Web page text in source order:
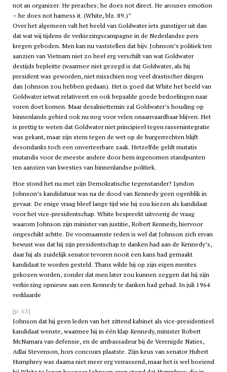
not an organizer. He preaches; he does not direct. He arouses emotion
– he does not harness it. (White, blz. 89.)
Over het algemeen valt het beeld van Goldwater iets gunstiger uit dan
dat wat wij tijdens de verkiezingscampagne in de Nederlandse pers
kregen geboden. Men kan nu vaststellen dat bijv. Johnson’s politiek ten
aanzien van Vietnam niet zo heel erg verschilt van wat Goldwater
destijds bepleitte (waarmee niet gezegd is dat Goldwater, als hij
president was geworden, niet misschien nog veel drastischer dingen
dan Johnson zou hebben gedaan). Het is goed dat White het beeld van
Goldwater ietwat relativeert en ook bepaalde goede bedoelingen naar
voren doet komen. Maar desalniettemin zal Goldwater’s houding op
binnenlands gebied ook nu nog voor velen onaanvaardbaar blijven. Het
is prettig te weten dat Goldwater niet principieel tegen rassenintegratie
was gekant, maar zijn stem tegen de wet op de burgerrechten blijft
desondanks toch een onverteerbare zaak. Hetzelfde geldt mutatis
mutandis voor de meeste andere door hem ingenomen standpunten
ten aanzien van kwesties van binnenlandse politiek.
Hoe stond het nu met zijn Demokratische tegenstander? Lyndon
Johnson’s kandidatuur was na de dood van Kennedy geen ogenblik in
gevaar. De enige vraag bleef lange tijd wie hij zou kiezen als kandidaat
voor het vice-presidentschap. White bespreekt uitvoerig de vraag
waarom Johnson zijn minister van justitie, Robert Kennedy, hiervoor
ongeschikt achtte. De voornaamste reden is wel dat Johnson zich ervan
bewust was dat hij zijn presidentschap te danken had aan de Kennedy’s,
daar hij als zuidelijk senator tevoren nooit een kans had gemaakt
kandidaat te worden gesteld. Thans wilde hij op zijn eigen merites
gekozen worden, zonder dat men later zou kunnen zeggen dat hij zijn
verkiezing opnieuw aan een Kennedy te danken had gehad. In juli 1964
verklaarde
[p. 63]
Johnson dat hij geen leden van het zittend kabinet als vice-presidentieel
kandidaat wenste, waarmee hij in één klap Kennedy, minister Robert
McNamara van defensie, en de ambassadeur bij de Verenigde Naties,
Adlai Stevenson, hors concours plaatste. Zijn keus van senator Hubert
Humphrey was daarna niet meer erg verrassend, maar het is wel boeiend